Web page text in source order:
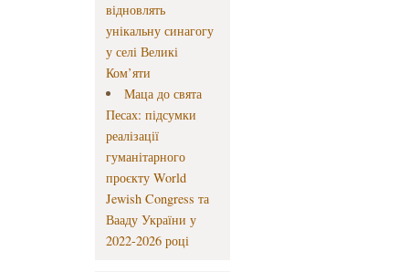
відновлять
унікальну синагогу
у селі Великі
Ком’яти
Маца до свята
Песах: підсумки
реалізації
гуманітарного
проєкту World
Jewish Congress та
Вааду України у
2022-2026 році